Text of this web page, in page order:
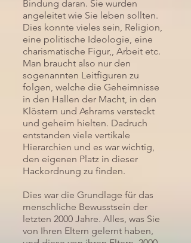
Bindung daran. Sie wurden
angeleitet wie Sie leben sollten.
Dies konnte vieles sein, Religion,
eine politische Ideologie, eine
charismatische Figur,, Arbeit etc.
Man braucht also nur den
sogenannten Leitfiguren zu
folgen, welche die Geheimnisse
in den Hallen der Macht, in den
Klöstern und Ashrams versteckt
und geheim hielten. Dadruch
entstanden viele vertikale
Hierarchien und es war wichtig,
den eigenen Platz in dieser
Hackordnung zu finden.
Dies war die Grundlage für das
menschliche Bewusstsein der
letzten 2000 Jahre. Alles, was Sie
von Ihren Eltern gelernt haben,